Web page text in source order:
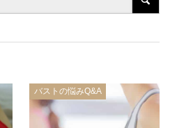
バストの悩みQ&A